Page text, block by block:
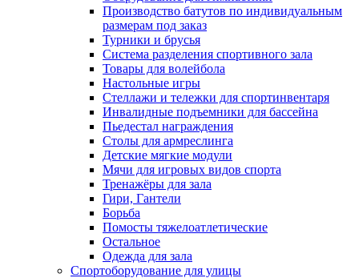
Производство батутов по индивидуальным
размерам под заказ
Турники и брусья
Система разделения спортивного зала
Товары для волейбола
Настольные игры
Стеллажи и тележки для спортинвентаря
Инвалидные подъемники для бассейна
Пьедестал награждения
Столы для армреслинга
Детские мягкие модули
Мячи для игровых видов спорта
Тренажёры для зала
Гири, Гантели
Борьба
Помосты тяжелоатлетические
Остальное
Одежда для зала
Спортоборудование для улицы